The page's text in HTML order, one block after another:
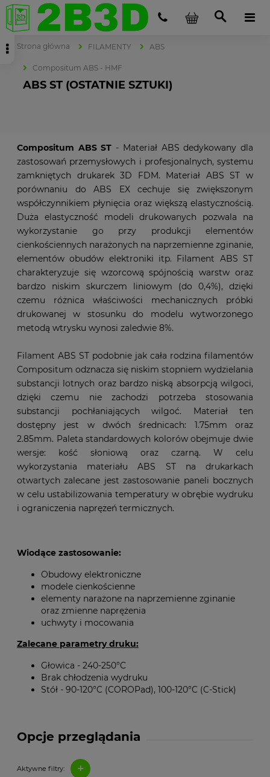
Strona główna FILAMENTY ABS
Compositum ABS - HMF
ABS ST (OSTATNIE SZTUKI)
Opcje przeglądania
Aktywne filtry: +
Compositum ABS ST - Materiał ABS dedykowany dla
zastosowań przemysłowych i profesjonalnych, systemu
zamkniętych drukarek 3D FDM. Materiał ABS ST w
porównaniu do ABS EX cechuje się zwiększonym
współczynnikiem płynięcia oraz większą elastycznością.
Duża elastyczność modeli drukowanych pozwala na
wykorzystanie go przy produkcji elementów
cienkościennych narażonych na naprzemienne zginanie,
elementów obudów elektroniki itp. Filament ABS ST
charakteryzuje się wzorcową spójnością warstw oraz
bardzo niskim skurczem liniowym (do 0,4%), dzięki
czemu różnica właściwości mechanicznych próbki
drukowanej w stosunku do modelu wytworzonego
metodą wtrysku wynosi zaledwie 8%.
Filament ABS ST podobnie jak cała rodzina filamentów
Compositum odznacza się niskim stopniem wydzielania
substancji lotnych oraz bardzo niską absorpcją wilgoci,
dzięki czemu nie zachodzi potrzeba stosowania
substancji pochłaniających wilgoć. Materiał ten
dostępny jest w dwóch średnicach: 1.75mm oraz
2.85mm. Paleta standardowych kolorów obejmuje dwie
wersje: kość słoniową oraz czarną. W celu
wykorzystania materiału ABS ST na drukarkach
otwartych zalecane jest zastosowanie paneli bocznych
w celu ustabilizowania temperatury w obrębie wydruku
i ograniczenia naprężeń termicznych.
Wiodące zastosowanie:
Obudowy elektroniczne
modele cienkościenne
elementy narażone na naprzemienne zginanie
oraz zmienne naprężenia
uchwyty i mocowania
Zalecane parametry druku:
Głowica - 240-250°C
Brak chłodzenia wydruku
Stół - 90-120°C (COROPad), 100-120°C (C-Stick)